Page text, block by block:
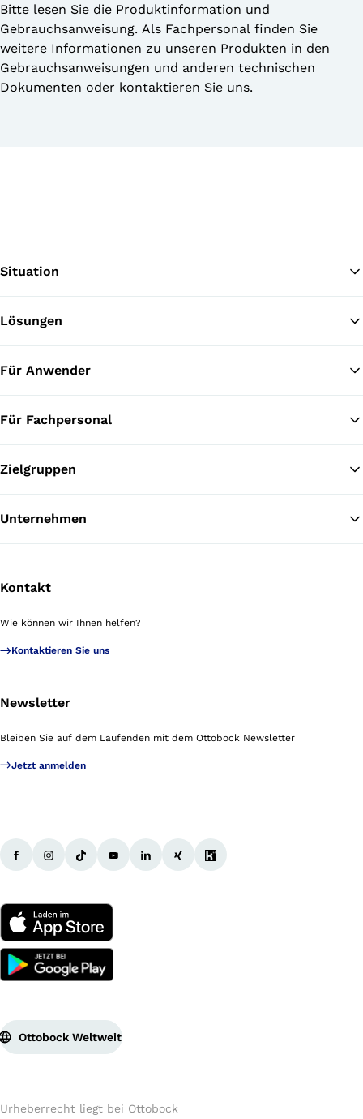
Bitte lesen Sie die Produktinformation und
Gebrauchsanweisung. Als Fachpersonal finden Sie
weitere Informationen zu unseren Produkten in den
Gebrauchsanweisungen und anderen technischen
Dokumenten oder kontaktieren Sie uns.
Situation
Lösungen
Für Anwender
Für Fachpersonal
Zielgruppen
Unternehmen
Kontakt
Wie können wir Ihnen helfen?
Kontaktieren Sie uns
Newsletter
Bleiben Sie auf dem Laufenden mit dem Ottobock Newsletter
Jetzt anmelden
Ottobock Weltweit
Urheberrecht liegt bei Ottobock